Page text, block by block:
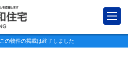
この物件の掲載は終了しました